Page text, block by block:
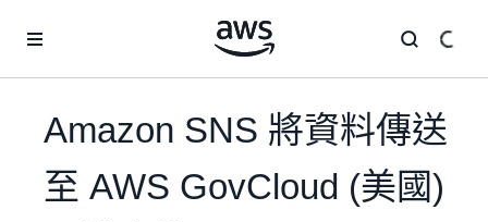
Amazon SNS 將資料傳送
至 AWS GovCloud (美國)